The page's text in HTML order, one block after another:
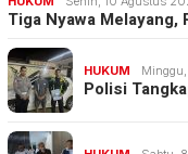
Tiga Nyawa
HUKUM
Polisi